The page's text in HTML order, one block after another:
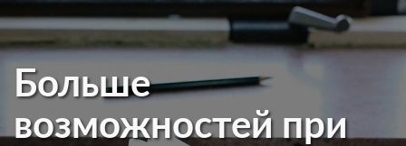
Больше
возможностей при